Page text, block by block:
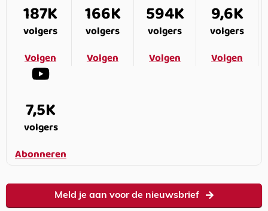
187K
volgers
Volgen
166K
volgers
Volgen
594K
volgers
Volgen
9,6K
volgers
Volgen
7,5K
volgers
Abonneren
Meld je aan voor de nieuwsbrief